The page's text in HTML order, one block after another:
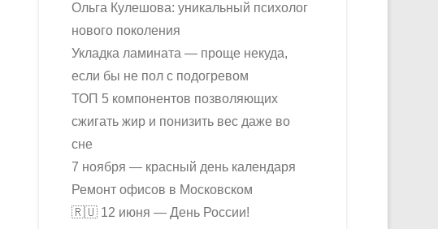
Ольга Кулешова: уникальный психолог
нового поколения
Укладка ламината — проще некуда,
если бы не пол с подогревом
ТОП 5 компонентов позволяющих
сжигать жир и понизить вес даже во
сне
7 ноября — красный день календаря
Ремонт офисов в Московском
🇷🇺 12 июня — День России!